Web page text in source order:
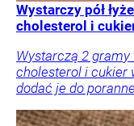
Wystarczy pół
cholesterol i
Wystarczą 2 gramy
cholesterol i cukier
dodać je do